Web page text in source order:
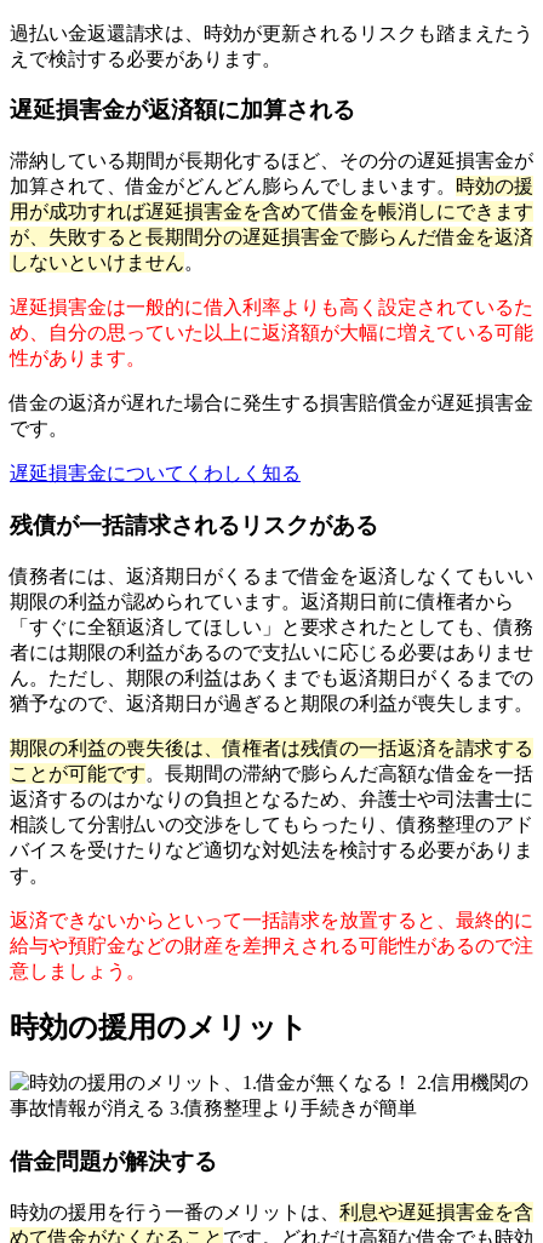
過払い金返還請求は、時効が更新されるリスクも踏まえたう
えで検討する必要があります。
遅延損害金が返済額に加算される
滞納している期間が長期化するほど、その分の遅延損害金が
加算されて、借金がどんどん膨らんでしまいます。 時効の援
用が成功すれば遅延損害金を含めて借金を帳消しにできます
が、失敗すると長期間分の遅延損害金で膨らんだ借金を返済
しないといけません。
遅延損害金は一般的に借入利率よりも高く設定されているた
め、自分の思っていた以上に返済額が大幅に増えている可能
性があります。
借金の返済が遅れた場合に発生する損害賠償金が遅延損害金
です。
遅延損害金についてくわしく知る
残債が一括請求されるリスクがある
債務者には、返済期日がくるまで借金を返済しなくてもいい
期限の利益が認められています。返済期日前に債権者から
「すぐに全額返済してほしい」と要求されたとしても、債務
者には期限の利益があるので支払いに応じる必要はありませ
ん。ただし、期限の利益はあくまでも返済期日がくるまでの
猶予なので、返済期日が過ぎると期限の利益が喪失します。
期限の利益の喪失後は、債権者は残債の一括返済を請求する
ことが可能です。長期間の滞納で膨らんだ高額な借金を一括
返済するのはかなりの負担となるため、弁護士や司法書士に
相談して分割払いの交渉をしてもらったり、債務整理のアド
バイスを受けたりなど適切な対処法を検討する必要がありま
す。
返済できないからといって一括請求を放置すると、最終的に
給与や預貯金などの財産を差押えされる可能性があるので注
意しましょう。
時効の援用のメリット
借金問題が解決する
時効の援用を行う一番のメリットは、 利息や遅延損害金を含
めて借金がなくなること です。どれだけ高額な借金でも時効